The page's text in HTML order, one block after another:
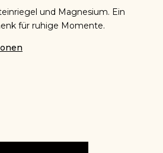
und Magnesium. Ein
für ruhige Momente.